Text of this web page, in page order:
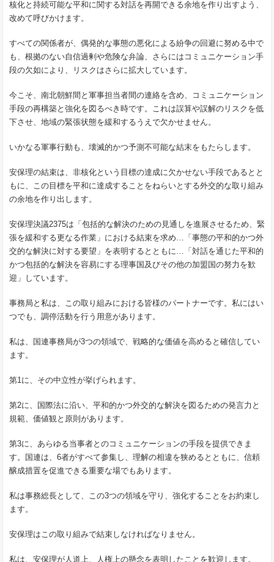
核化と持続可能な平和に関する対話を再開できる余地を作り出すよう、
改めて呼びかけます。
すべての関係者が、偶発的な事態の悪化による紛争の回避に努める中で
も、根拠のない自信過剰や危険な弁論、さらにはコミュニケーション手
段の欠如により、リスクはさらに拡大しています。
今こそ、南北朝鮮間と軍事担当者間の連絡を含め、コミュニケーション
手段の再構築と強化を図るべき時です。これは誤算や誤解のリスクを低
下させ、地域の緊張状態を緩和するうえで欠かせません。
いかなる軍事行動も、壊滅的かつ予測不可能な結末をもたらします。
安保理の結束は、非核化という目標の達成に欠かせない手段であるとと
もに、この目標を平和に達成することをねらいとする外交的な取り組み
の余地を作り出します。
安保理決議2375は「包括的な解決のための見通しを進展させるため、緊
張を緩和する更なる作業」における結束を求め…「事態の平和的かつ外
交的な解決に対する要望」を表明するとともに…「対話を通じた平和的
かつ包括的な解決を容易にする理事国及びその他の加盟国の努力を歓
迎」しています。
事務局と私は、この取り組みにおける皆様のパートナーです。私にはい
つでも、調停活動を行う用意があります。
私は、国連事務局が3つの領域で、戦略的な価値を高めると確信してい
ます。
第1に、その中立性が挙げられます。
第2に、国際法に沿い、平和的かつ外交的な解決を図るための発言力と
規範、価値観と原則があります。
第3に、あらゆる当事者とのコミュニケーションの手段を提供できま
す。国連は、6者がすべて参集し、理解の相違を狭めるとともに、信頼
醸成措置を促進できる重要な場でもあります。
私は事務総長として、この3つの領域を守り、強化することをお約束し
ます。
安保理はこの取り組みで結束しなければなりません。
私は、安保理が人道上、人権上の懸念を表明したことを歓迎します。